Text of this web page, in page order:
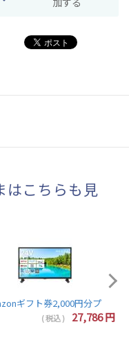
はこちらも見
東芝 レグザ テレビ 32インチ
( 税込 ) 27,786円